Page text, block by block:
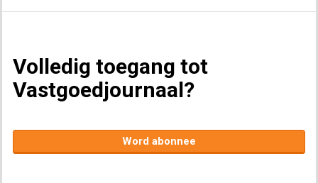
Volledig toegang tot
Vastgoedjournaal?
Word abonnee